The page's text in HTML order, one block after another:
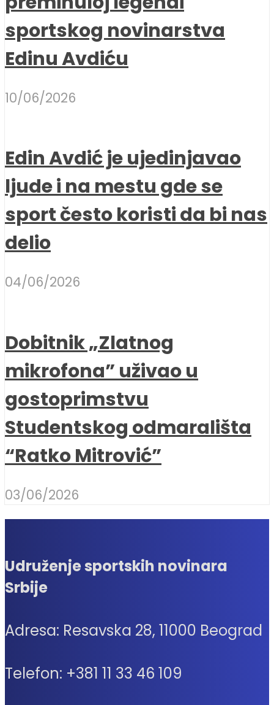
sportskog novinarstva
Edinu Avdiću
10/06/2026
Edin Avdić je ujedinjavao
ljude i na mestu gde se
sport često koristi da bi nas
delio
04/06/2026
Dobitnik „Zlatnog
mikrofona” uživao u
gostoprimstvu
Studentskog odmarališta
“Ratko Mitrović”
03/06/2026
Udruženje sportskih novinara
Srbije
Adresa: Resavska 28, 11000 Beograd
Telefon: +381 11 33 46 109